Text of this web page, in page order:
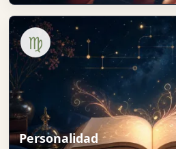
♍
Personalidad